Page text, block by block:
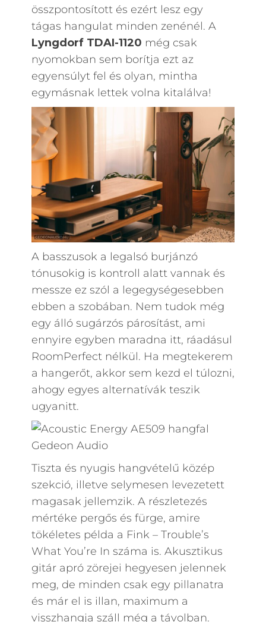
összpontosított és ezért lesz egy
tágas hangulat minden zenénél. A
Lyngdorf TDAI-1120 még csak
nyomokban sem borítja ezt az
egyensúlyt fel és olyan, mintha
egymásnak lettek volna kitalálva!
A basszusok a legalsó burjánzó
tónusokig is kontroll alatt vannak és
messze ez szól a legegységesebben
ebben a szobában. Nem tudok még
egy álló sugárzós párosítást, ami
ennyire egyben maradna itt, ráadásul
RoomPerfect nélkül. Ha megtekerem
a hangerőt, akkor sem kezd el túlozni,
ahogy egyes alternatívák teszik
ugyanitt.
Tiszta és nyugis hangvételű közép
szekció, illetve selymesen levezetett
magasak jellemzik. A részletezés
mértéke pergős és fürge, amire
tökéletes példa a Fink – Trouble’s
What You’re In száma is. Akusztikus
gitár apró zörejei hegyesen jelennek
meg, de minden csak egy pillanatra
és már el is illan, maximum a
visszhangja száll még a távolban.